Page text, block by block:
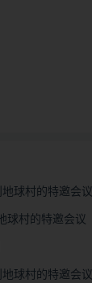
球村的特邀会议
球村的特邀会议
球村的特邀会议